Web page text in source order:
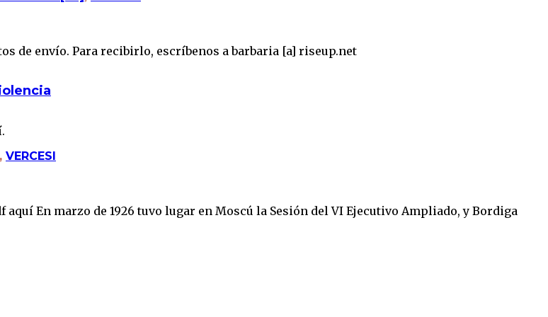
de envío. Para recibirlo, escríbenos a barbaria [a] riseup.net
, VERCESI
aquí En marzo de 1926 tuvo lugar en Moscú la Sesión del VI Ejecutivo Ampliado, y Bordiga